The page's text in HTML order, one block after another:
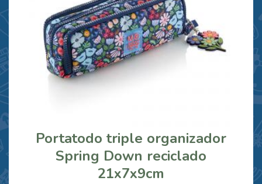
Portatodo triple organizador
Spring Down reciclado
21x7x9cm